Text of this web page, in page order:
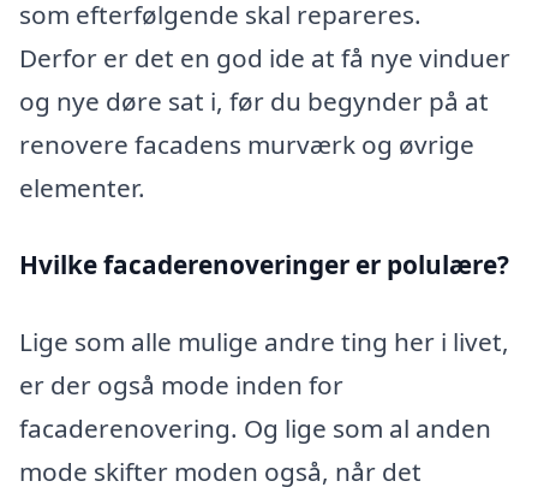
som efterfølgende skal repareres.
Derfor er det en god ide at få nye vinduer
og nye døre sat i, før du begynder på at
renovere facadens murværk og øvrige
elementer.
Hvilke facaderenoveringer er polulære?
Lige som alle mulige andre ting her i livet,
er der også mode inden for
facaderenovering. Og lige som al anden
mode skifter moden også, når det